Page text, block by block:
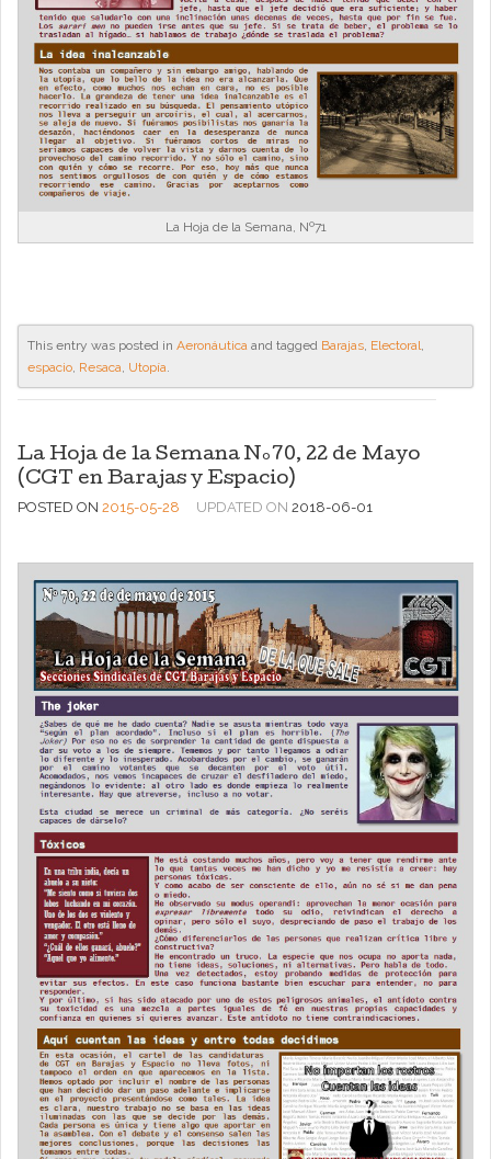
La Hoja de la Semana, Nº71
This entry was posted in Aeronáutica and tagged Barajas, Electoral,
espacio, Resaca, Utopía.
La Hoja de la Semana Nº70, 22 de Mayo
(CGT en Barajas y Espacio)
POSTED ON 2015-05-28 UPDATED ON 2018-06-01